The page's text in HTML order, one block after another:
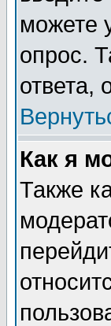
можете
опрос.
ответа,
Как я
Также